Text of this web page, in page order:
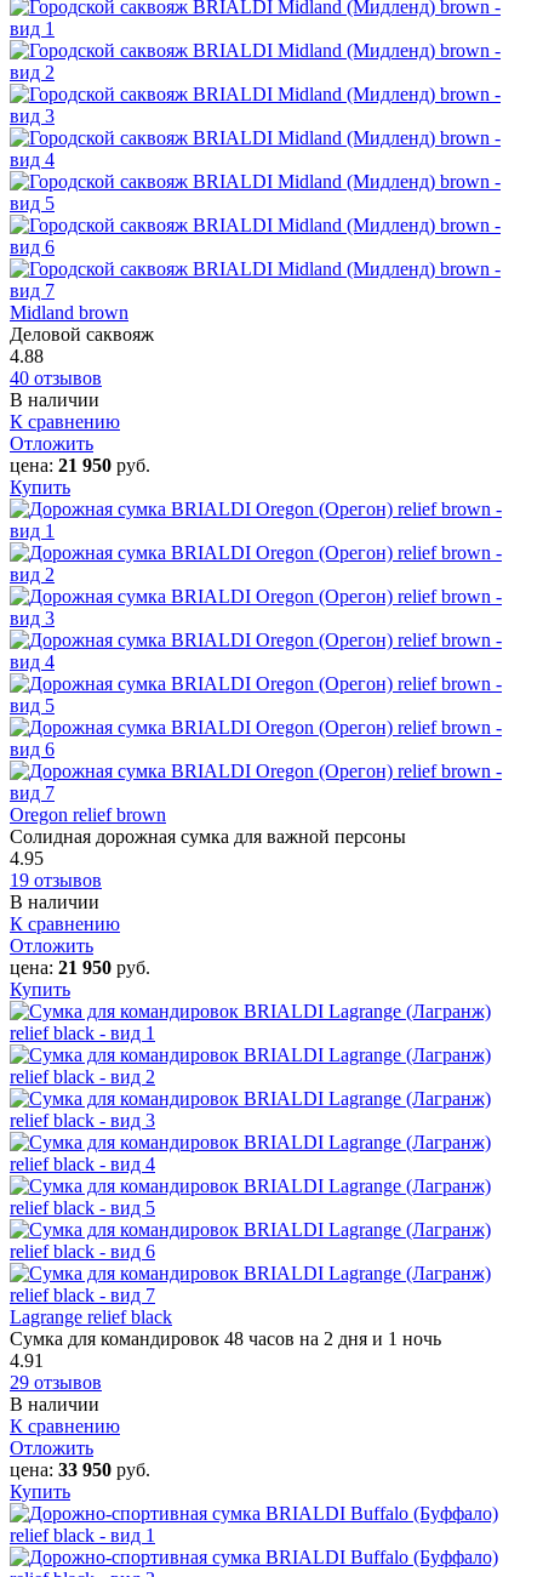
Midland brown
Деловой саквояж
4.88
40 отзывов
В наличии
К сравнению
Отложить
цена: 21 950 руб.
Купить
Oregon relief brown
Солидная дорожная сумка для важной персоны
4.95
19 отзывов
В наличии
К сравнению
Отложить
цена: 21 950 руб.
Купить
Lagrange relief black
Сумка для командировок 48 часов на 2 дня и 1 ночь
4.91
29 отзывов
В наличии
К сравнению
Отложить
цена: 33 950 руб.
Купить